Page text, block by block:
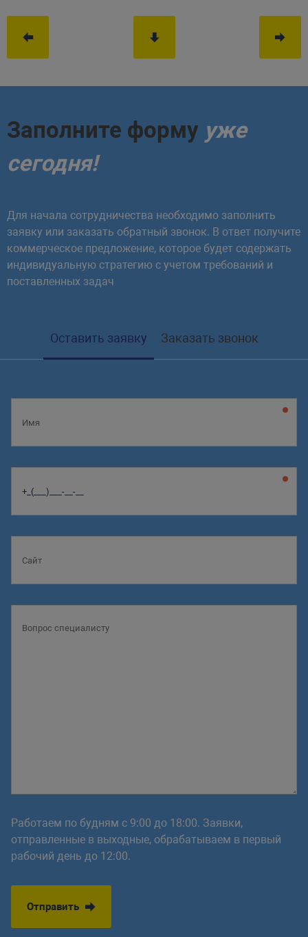
Заполните форму уже
сегодня!
Для начала сотрудничества необходимо заполнить
заявку или заказать обратный звонок. В ответ получите
коммерческое предложение, которое будет содержать
индивидуальную стратегию с учетом требований и
поставленных задач
Оставить заявку Заказать звонок
Работаем по будням с 9:00 до 18:00. Заявки,
отправленные в выходные, обрабатываем в первый
рабочий день до 12:00.
Отправить